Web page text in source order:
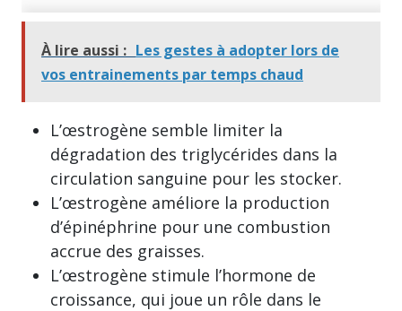
À lire aussi : Les gestes à adopter lors de
vos entrainements par temps chaud
L’œstrogène semble limiter la
dégradation des triglycérides dans la
circulation sanguine pour les stocker.
L’œstrogène améliore la production
d’épinéphrine pour une combustion
accrue des graisses.
L’œstrogène stimule l’hormone de
croissance, qui joue un rôle dans le